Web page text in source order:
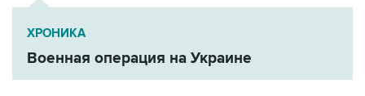
ХРОНИКА
Военная операция на Украине